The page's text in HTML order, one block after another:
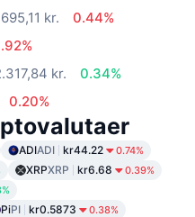
kr.
0.44%
kr.
0.34%
0.20%
ADIADI kr44.22 0.74%
XRPXRP kr6.68 0.39%
PiPI kr0.5873 0.38%